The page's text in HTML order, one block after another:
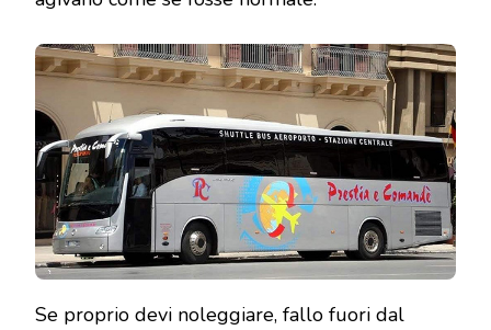
Se proprio devi noleggiare, fallo fuori dal